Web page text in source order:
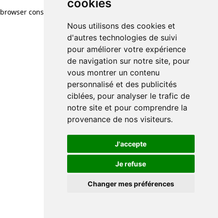
cookies
Nous utilisons des cookies et
d'autres technologies de suivi
pour améliorer votre expérience
de navigation sur notre site, pour
vous montrer un contenu
personnalisé et des publicités
ciblées, pour analyser le trafic de
notre site et pour comprendre la
provenance de nos visiteurs.
J'accepte
Je refuse
Changer mes préférences
browser console for more information)